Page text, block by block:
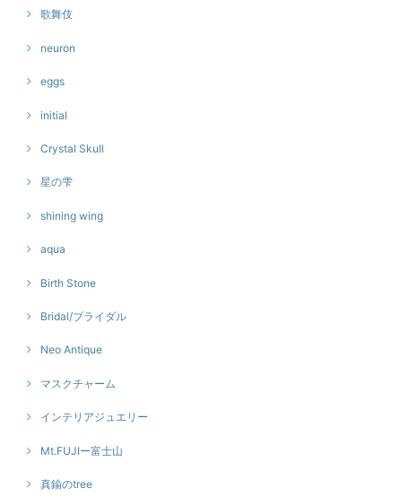
歌舞伎
neuron
eggs
initial
Crystal Skull
星の雫
shining wing
aqua
Birth Stone
Bridal/ブライダル
Neo Antique
マスクチャーム
インテリアジュエリー
Mt.FUJIー富士山
真鍮のtree